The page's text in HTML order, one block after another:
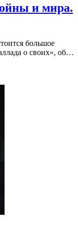
и мира.
большое
о своих», об…